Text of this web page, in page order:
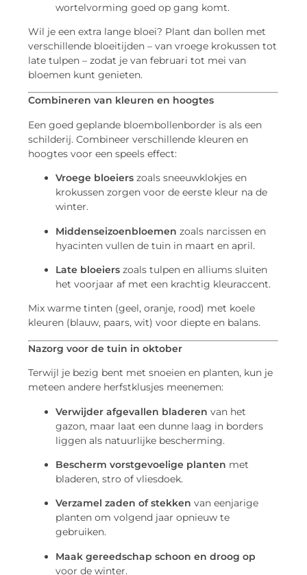
wortelvorming goed op gang komt.
Wil je een extra lange bloei? Plant dan bollen met
verschillende bloeitijden – van vroege krokussen tot
late tulpen – zodat je van februari tot mei van
bloemen kunt genieten.
Combineren van kleuren en hoogtes
Een goed geplande bloembollenborder is als een
schilderij. Combineer verschillende kleuren en
hoogtes voor een speels effect:
Vroege bloeiers zoals sneeuwklokjes en
krokussen zorgen voor de eerste kleur na de
winter.
Middenseizoenbloemen zoals narcissen en
hyacinten vullen de tuin in maart en april.
Late bloeiers zoals tulpen en alliums sluiten
het voorjaar af met een krachtig kleuraccent.
Mix warme tinten (geel, oranje, rood) met koele
kleuren (blauw, paars, wit) voor diepte en balans.
Nazorg voor de tuin in oktober
Terwijl je bezig bent met snoeien en planten, kun je
meteen andere herfstklusjes meenemen:
Verwijder afgevallen bladeren van het
gazon, maar laat een dunne laag in borders
liggen als natuurlijke bescherming.
Bescherm vorstgevoelige planten met
bladeren, stro of vliesdoek.
Verzamel zaden of stekken van eenjarige
planten om volgend jaar opnieuw te
gebruiken.
Maak gereedschap schoon en droog op
voor de winter.